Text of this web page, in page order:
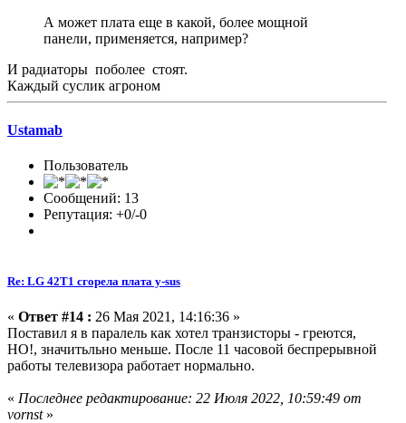
А может плата еще в какой, более мощной
панели, применяется, например?
И радиаторы поболее стоят.
Каждый суслик агроном
Ustamab
Пользователь
Сообщений: 13
Репутация: +0/-0
Re: LG 42T1 сгорела плата y-sus
« Ответ #14 : 26 Мая 2021, 14:16:36 »
Поставил я в паралель как хотел транзисторы - греются,
НО!, значитьльно меньше. После 11 часовой беспрерывной
работы телевизора работает нормально.
« Последнее редактирование: 22 Июля 2022, 10:59:49 от
vornst»